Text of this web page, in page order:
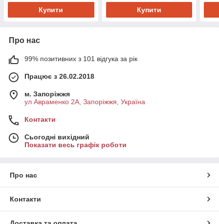
Купити Купити
Про нас
99% позитивних з 101 відгука за рік
Працює з 26.02.2018
м. Запоріжжя
ул Авраменко 2А, Запоріжжя, Україна
Контакти
Сьогодні вихідний
Показати весь графік роботи
Про нас
Контакти